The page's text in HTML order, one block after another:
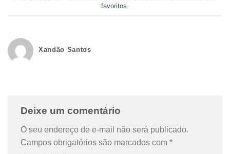
favoritos
Xandão Santos
Deixe um comentário
O seu endereço de e-mail não será publicado.
Campos obrigatórios são marcados com *